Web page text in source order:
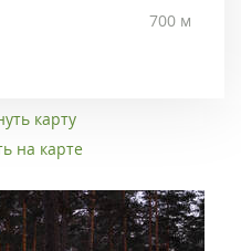
700 м
карту